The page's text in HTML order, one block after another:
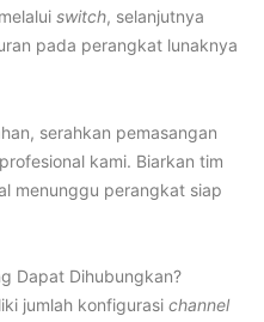
switch, selanjutnya
pada perangkat lunaknya
serahkan pemasangan
kami. Biarkan tim
menunggu perangkat siap
Dapat Dihubungkan?
jumlah konfigurasi channel